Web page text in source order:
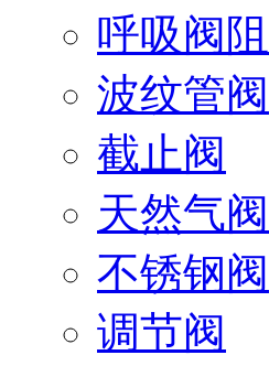
呼吸阀
波纹管阀
截止阀
天然气
不锈钢阀
调节阀